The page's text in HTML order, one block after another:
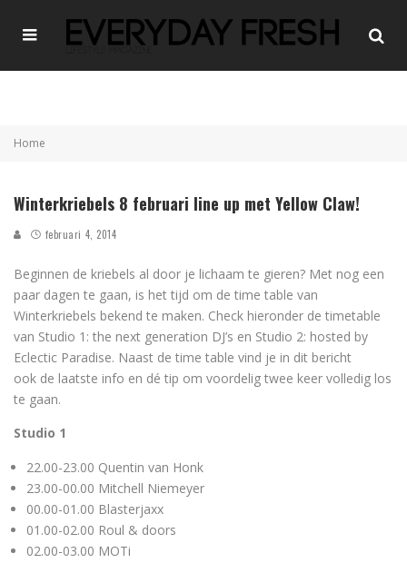
Home
Winterkriebels 8 februari line up met Yellow Claw!
februari 4, 2014
Beginnen de kriebels al door je lichaam te gieren? Met nog een
paar dagen te gaan, is het tijd om de time table van
Winterkriebels bekend te maken. Check hieronder de timetable
van Studio 1: the next generation DJ’s en Studio 2: hosted by
Eclectic Paradise. Naast de time table vind je in dit bericht
ook de laatste info en dé tip om voordelig twee keer volledig los
te gaan.
Studio 1
22.00-23.00 Quentin van Honk
23.00-00.00 Mitchell Niemeyer
00.00-01.00 Blasterjaxx
01.00-02.00 Roul & doors
02.00-03.00 MOTi